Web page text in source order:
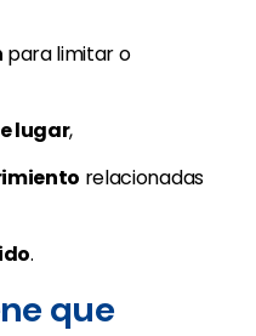
para limitar o
lugar,
relacionadas
.
que